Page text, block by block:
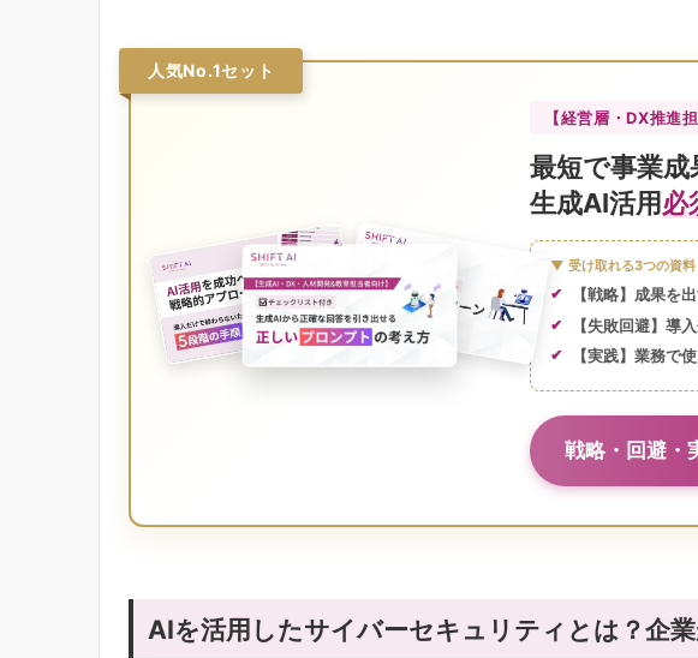
人気No.1セット
【経営層・DX推進
最短で事業成
生成AI活用必
▼ 受け取れる3つの資料
【戦略】成果を
【失敗回避】導
【実践】業務で
戦略・回避・
AIを活用したサイバーセキュリティとは？企